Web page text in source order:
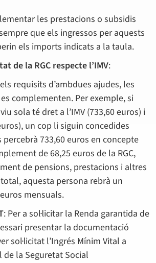
les prestacions o subsidis
que els ingressos per aquests
els imports indicats a la taula.
de la RGC respecte l’IMV:
requisits d’ambdues ajudes, les
complementen. Per exemple, si
sola té dret a l’IMV (733,60 euros) i
un cop li siguin concedides
733,60 euros en concepte
de 68,25 euros de la RGC,
de pensions, prestacions i altres
aquesta persona rebrà un
mensuals.
: Per a sol·licitar la Renda garantida de
presentar la documentació
sol·licitat l’Ingrés Mínim Vital a
la Seguretat Social